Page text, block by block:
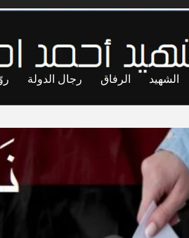
الشهيد الرفاق رجال الدولة